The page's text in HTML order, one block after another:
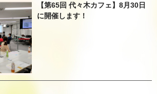
【第65回 代々木カフェ】8月30日
に開催します！